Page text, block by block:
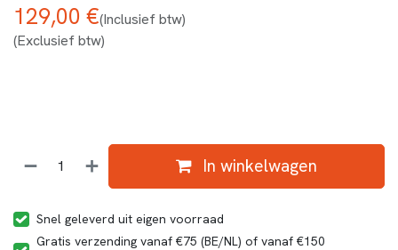
129,00 €(Inclusief btw)
(Exclusief btw)
In winkelwagen
Snel geleverd uit eigen voorraad
Gratis verzending vanaf €75 (BE/NL) of vanaf €150